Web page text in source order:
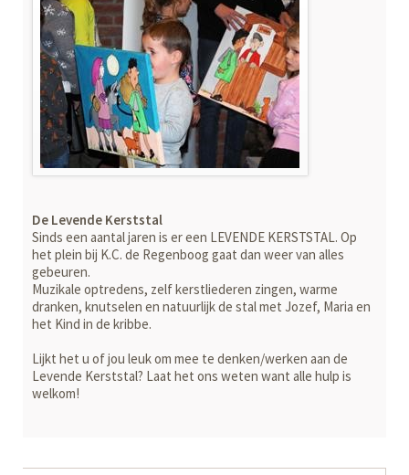
De Levende Kerststal
Sinds een aantal jaren is er een LEVENDE KERSTSTAL. Op
het plein bij K.C. de Regenboog gaat dan weer van alles
gebeuren.
Muzikale optredens, zelf kerstliederen zingen, warme
dranken, knutselen en natuurlijk de stal met Jozef, Maria en
het Kind in de kribbe.
Lijkt het u of jou leuk om mee te denken/werken aan de
Levende Kerststal? Laat het ons weten want alle hulp is
welkom!